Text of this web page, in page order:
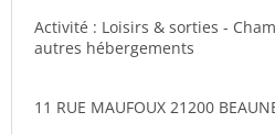
Activité : Loisirs & sorties -
autres hébergements
11 RUE MAUFOUX 21200